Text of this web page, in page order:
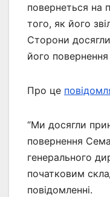
повернеться на
того, як його
Сторони
його
Про це
“Ми досягли
повернення
генерального
початковим
повідомленні.